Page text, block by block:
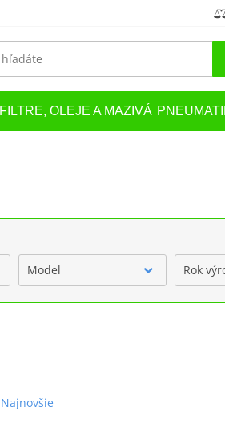
FILTRE, OLEJE A MAZIVÁ
Model Rok
Najnovšie